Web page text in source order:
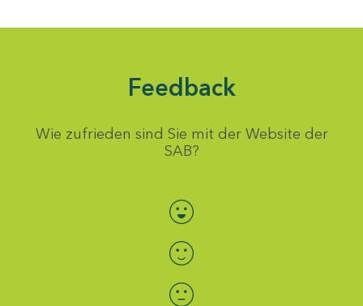
Feedback
Wie zufrieden sind Sie mit der Website der
SAB?
Bewertung auswählen